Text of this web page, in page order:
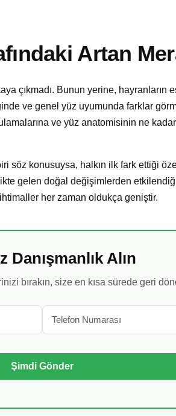
Artan
çıkmadı. Bunun yerine, hayranların
ve genel yüz uyumunda farklar
ve yüz anatomisinin ne
söz konusuysa, halkın ilk fark ettiği
gelen doğal değişimlerden
her zaman oldukça geniştir.
Danışmanlık Alın
bırakın, size en kısa sürede geri